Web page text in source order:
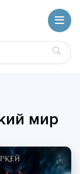
мир